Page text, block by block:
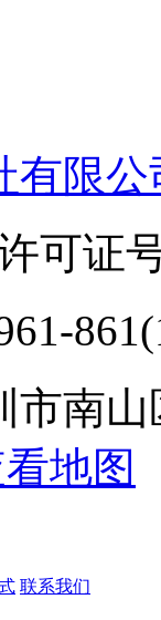
有限
可证
市南
地图
联系我们